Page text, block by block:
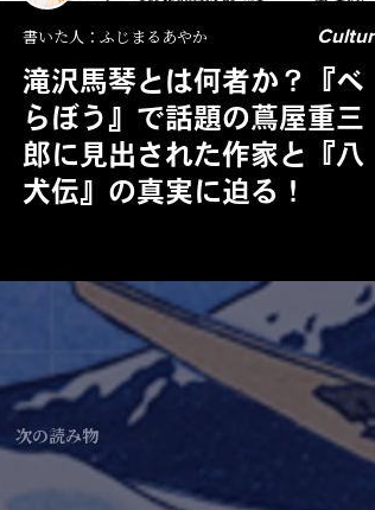
書いた人： ふじまるあやか
滝沢馬琴とは何者か？『べ
らぼう』で話題の蔦屋重三
郎に見出された作家と『八
犬伝』の真実に迫る！
次の読み物